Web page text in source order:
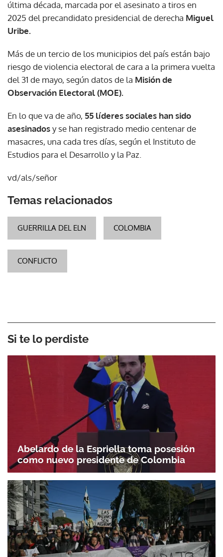
última década, marcada por el asesinato a tiros en
2025 del precandidato presidencial de derecha Miguel
Uribe.
Más de un tercio de los municipios del país están bajo
riesgo de violencia electoral de cara a la primera vuelta
del 31 de mayo, según datos de la Misión de
Observación Electoral (MOE).
En lo que va de año, 55 líderes sociales han sido
asesinadosy se han registrado medio centenar de
masacres, una cada tres días, según el Instituto de
Estudios para el Desarrollo y la Paz.
vd/als/señor
Temas relacionados
GUERRILLA DEL ELN COLOMBIA
CONFLICTO
Si te lo perdiste
Abelardo de la Espriella toma posesión
como nuevo presidente de Colombia